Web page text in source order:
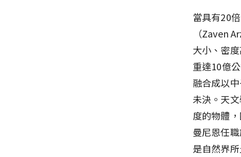
當具有20
（Zaven
大小、密
重達10億
融合成以
未決。天
度的物體
曼尼恩任
是自然界